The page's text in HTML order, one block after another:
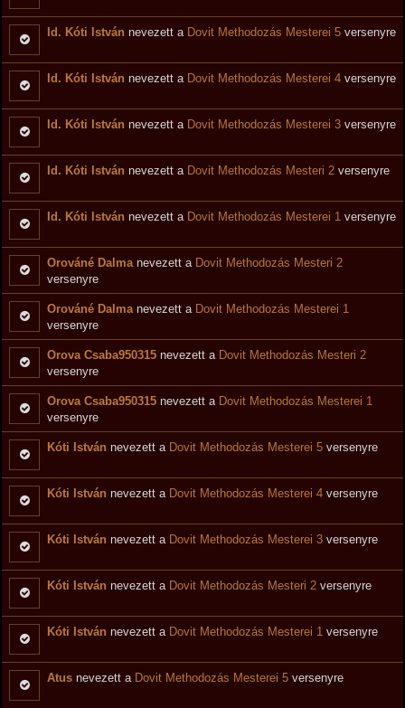
Id. Kóti István nevezett a Dovit Methodozás Mesterei 5 versenyre
Id. Kóti István nevezett a Dovit Methodozás Mesterei 4 versenyre
Id. Kóti István nevezett a Dovit Methodozás Mesterei 3 versenyre
Id. Kóti István nevezett a Dovit Methodozás Mesteri 2 versenyre
Id. Kóti István nevezett a Dovit Methodozás Mesterei 1 versenyre
Orováné Dalma nevezett a Dovit Methodozás Mesteri 2
versenyre
Orováné Dalma nevezett a Dovit Methodozás Mesterei 1
versenyre
Orova Csaba950315 nevezett a Dovit Methodozás Mesteri 2
versenyre
Orova Csaba950315 nevezett a Dovit Methodozás Mesterei 1
versenyre
Kóti István nevezett a Dovit Methodozás Mesterei 5 versenyre
Kóti István nevezett a Dovit Methodozás Mesterei 4 versenyre
Kóti István nevezett a Dovit Methodozás Mesterei 3 versenyre
Kóti István nevezett a Dovit Methodozás Mesteri 2 versenyre
Kóti István nevezett a Dovit Methodozás Mesterei 1 versenyre
Atus nevezett a Dovit Methodozás Mesterei 5 versenyre